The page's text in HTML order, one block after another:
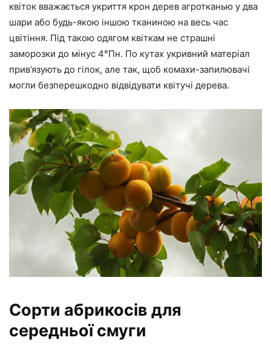
квіток вважається укриття крон дерев агротканью у два
шари або будь-якою іншою тканиною на весь час
цвітіння. Під такою одягом квіткам не страшні
заморозки до мінус 4°Пн. По кутах укривний матеріал
прив’язують до гілок, але так, щоб комахи-запилювачі
могли безперешкодно відвідувати квітучі дерева.
Сорти абрикосів для
середньої смуги